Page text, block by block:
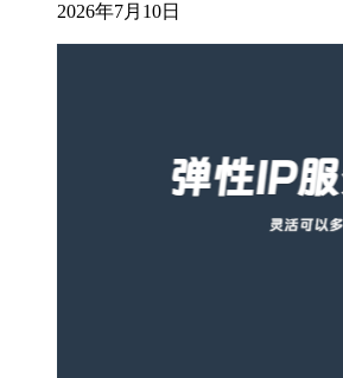
2026年7月10日